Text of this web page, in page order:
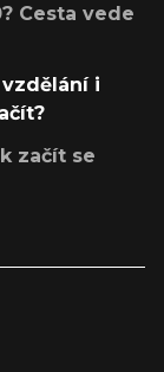
Cesta vede
i
začít se